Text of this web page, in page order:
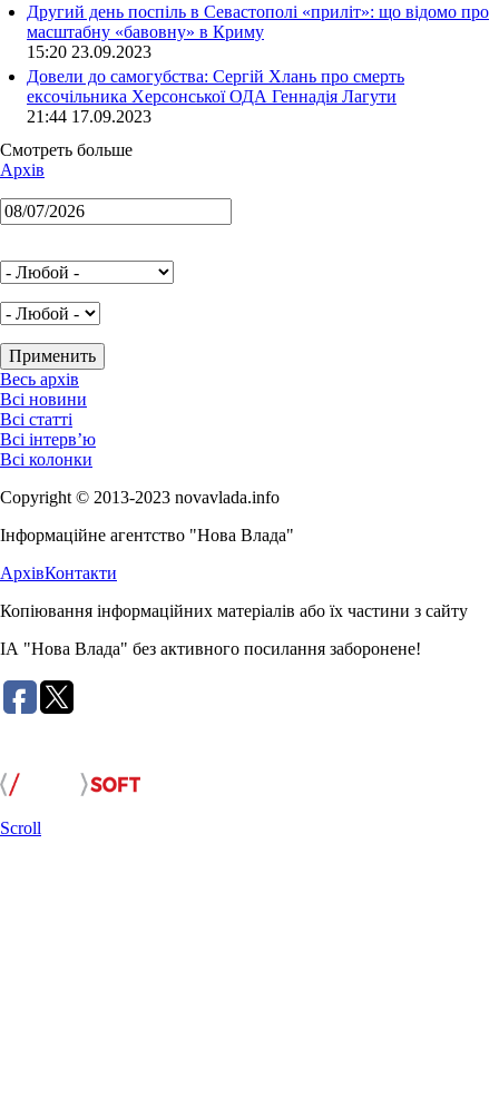
Другий день поспіль в Севастополі «приліт»: що відомо про
масштабну «бавовну» в Криму
15:20 23.09.2023
Довели до самогубства: Сергій Хлань про смерть
ексочільника Херсонської ОДА Геннадія Лагути
21:44 17.09.2023
Смотреть больше
Архів
Весь архів
Всі новини
Всі статті
Всі інтерв’ю
Всі колонки
Copyright © 2013-2023 novavlada.info
Інформаційне агентство "Нова Влада"
АрхівКонтакти
Копіювання інформаційних матеріалів або їх частини з сайту
ІА "Нова Влада" без активного посилання заборонене!
Scroll